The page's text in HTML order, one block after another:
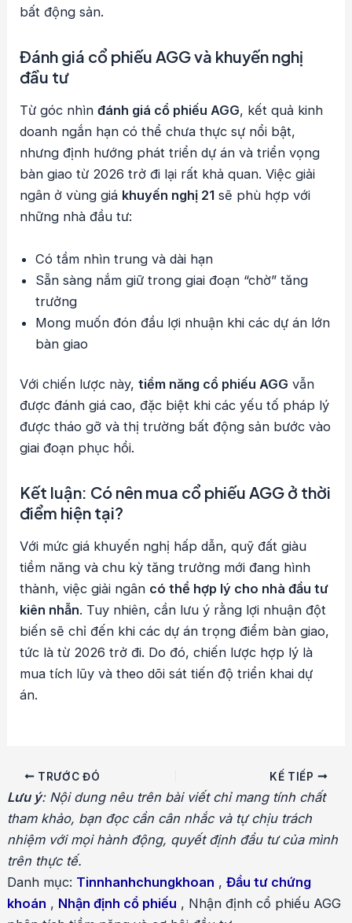
bất động sản.
Đánh giá cổ phiếu AGG và khuyến nghị
đầu tư
Từ góc nhìnđánh giá cổ phiếu AGG, kết quả kinh
doanh ngắn hạn có thể chưa thực sự nổi bật,
nhưng định hướng phát triển dự án và triển vọng
bàn giao từ 2026 trở đi lại rất khả quan. Việc giải
ngân ở vùng giá khuyến nghị 21 sẽ phù hợp với
những nhà đầu tư:
Có tầm nhìn trung và dài hạn
Sẵn sàng nắm giữ trong giai đoạn “chờ” tăng
trưởng
Mong muốn đón đầu lợi nhuận khi các dự án lớn
bàn giao
Với chiến lược này,tiềm năng cổ phiếu AGG vẫn
được đánh giá cao, đặc biệt khi các yếu tố pháp lý
được tháo gỡ và thị trường bất động sản bước vào
giai đoạn phục hồi.
Kết luận: Có nên mua cổ phiếu AGG ở thời
điểm hiện tại?
Với mức giá khuyến nghị hấp dẫn, quỹ đất giàu
tiềm năng và chu kỳ tăng trưởng mới đang hình
thành, việc giải ngân có thể hợp lý cho nhà đầu tư
kiên nhẫn. Tuy nhiên, cần lưu ý rằng lợi nhuận đột
biến sẽ chỉ đến khi các dự án trọng điểm bàn giao,
tức là từ 2026 trở đi. Do đó, chiến lược hợp lý là
mua tích lũy và theo dõi sát tiến độ triển khai dự
án.
Điều
hướng
bài
viết
TRƯỚC ĐÓ KẾ TIẾP
Lưu ý: Nội dung nêu trên bài viết chỉ mang tính chất
tham khảo, bạn đọc cần cân nhắc và tự chịu trách
nhiệm với mọi hành động, quyết định đầu tư của mình
trên thực tế.
Danh mục: Tinnhanhchungkhoan , Đầu tư chứng
khoán , Nhận định cổ phiếu , Nhận định cổ phiếu AGG